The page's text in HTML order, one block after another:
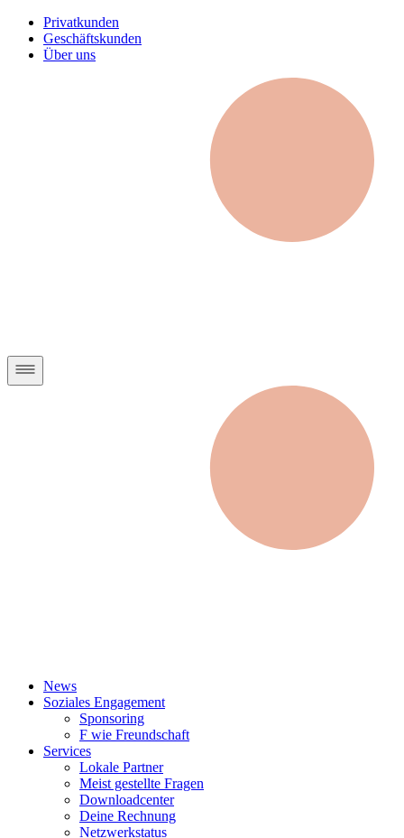
Privatkunden
Geschäftskunden
Über uns
News
Soziales Engagement
Sponsoring
F wie Freundschaft
Services
Lokale Partner
Meist gestellte Fragen
Downloadcenter
Deine Rechnung
Netzwerkstatus